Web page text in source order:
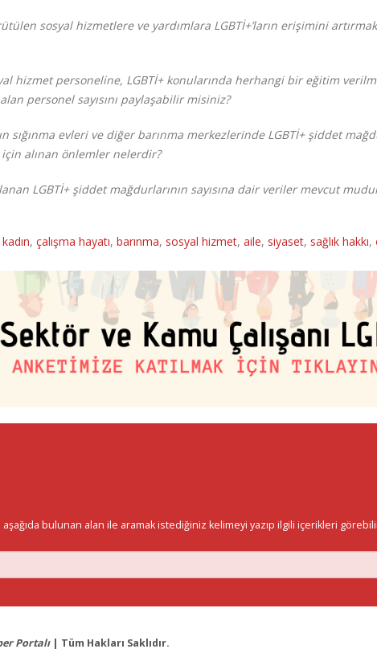
sosyal hizmetlere ve yardımlara LGBTİ+’ların erişimini
hizmet personeline, LGBTİ+ konularında herhangi bir eğitim
personel sayısını paylaşabilir misiniz?
sığınma evleri ve diğer barınma merkezlerinde LGBTİ+ şiddet
için alınan önlemler nelerdir?
LGBTİ+ şiddet mağdurlarının sayısına dair veriler mevcut
kadın, çalışma hayatı, barınma, sosyal hizmet, aile, siyaset, sağlık hakkı,
bulunan alan ile aramak istediğiniz kelimeyi yazıp ilgili içerikleri
Portalı| Tüm Hakları Saklıdır.